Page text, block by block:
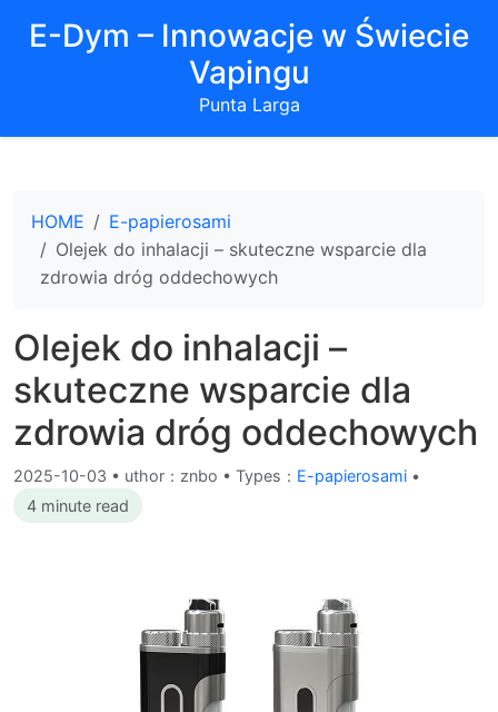
E-Dym – Innowacje w Świecie
Vapingu
Punta Larga
HOME
E-papierosami
Olejek do inhalacji – skuteczne wsparcie dla
zdrowia dróg oddechowych
Olejek do inhalacji –
skuteczne wsparcie dla
zdrowia dróg oddechowych
2025-10-03 • uthor：znbo • Types： E-papierosami •
4 minute read